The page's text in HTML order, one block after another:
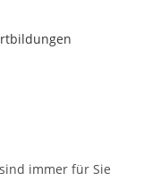
immer für Sie